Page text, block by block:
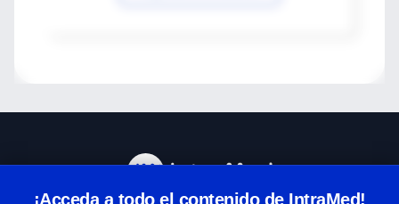
¡Acceda a todo el contenido de IntraMed!